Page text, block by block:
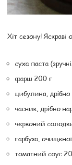
Хіт сезону! Яскраві
суха паста
фарш 200 г
цибулина, дрібно
часник, дрібно
червоний
гарбуза,
томатний соус